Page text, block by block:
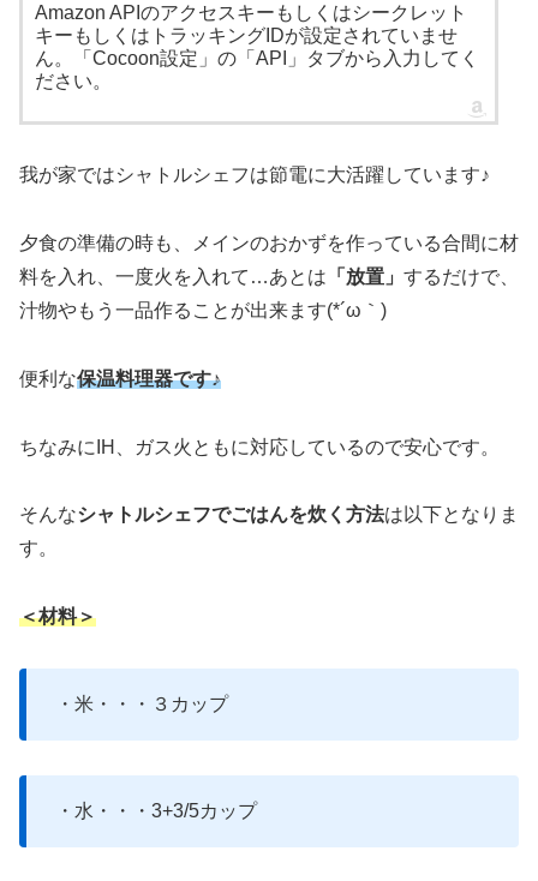
Amazon APIのアクセスキーもしくはシークレット
キーもしくはトラッキングIDが設定されていませ
ん。「Cocoon設定」の「API」タブから入力してく
ださい。
我が家ではシャトルシェフは節電に大活躍しています♪
夕食の準備の時も、メインのおかずを作っている合間に材
料を入れ、一度火を入れて…あとは 「放置」 するだけで、
汁物やもう一品作ることが出来ます(*´ω｀)
便利な保温料理器です♪
ちなみにIH、ガス火ともに対応しているので安心です。
そんなシャトルシェフでごはんを炊く方法は以下となりま
す。
＜材料＞
・米・・・３カップ
・水・・・3+3/5カップ